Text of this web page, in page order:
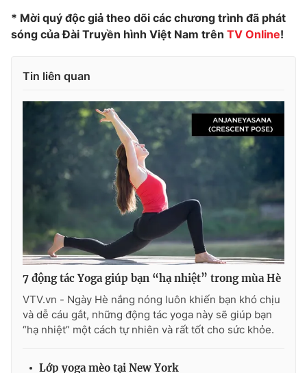
* Mời quý độc giả theo dõi các chương trình đã phát
sóng của Đài Truyền hình Việt Nam trên TV Online!
Tin liên quan
7 động tác Yoga giúp bạn “hạ nhiệt” trong mùa Hè
VTV.vn - Ngày Hè nắng nóng luôn khiến bạn khó chịu
và dễ cáu gắt, những động tác yoga này sẽ giúp bạn
“hạ nhiệt” một cách tự nhiên và rất tốt cho sức khỏe.
Lớp yoga mèo tại New York